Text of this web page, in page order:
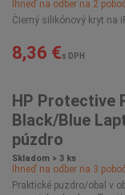
Ihneď na odber na 2
Čierný silikónový kryt na
8,36 €s DPH
HP Protective
Black/Blue
púzdro
Skladom > 3 ks
Ihneď na odber na 3
Praktické puzdro/obal v